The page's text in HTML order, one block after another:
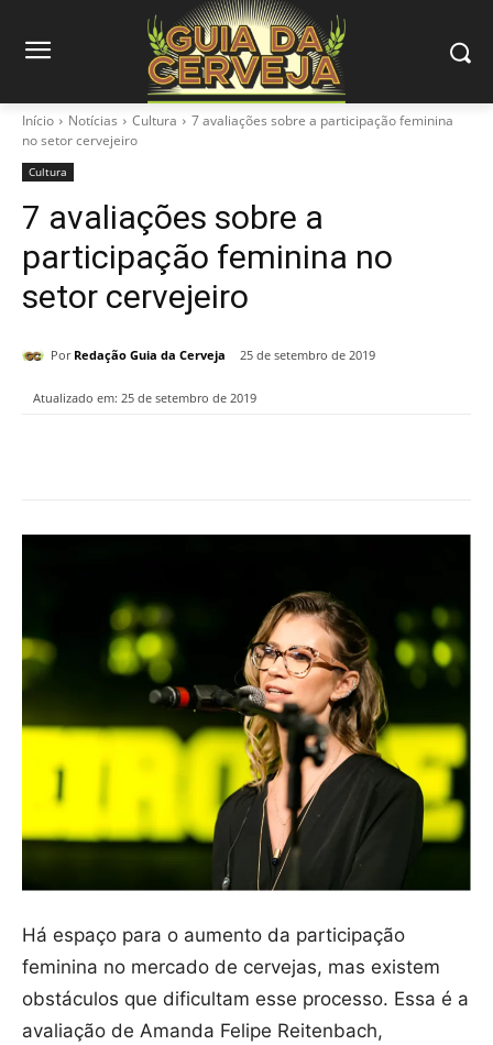
Início Notícias Cultura
7 avaliações sobre a participação feminina
no setor cervejeiro
Cultura
7 avaliações sobre a
participação feminina no
setor cervejeiro
Por Redação Guia da Cerveja 25 de setembro de 2019
Atualizado em: 25 de setembro de 2019
Há espaço para o aumento da participação
feminina no mercado de cervejas, mas existem
obstáculos que dificultam esse processo. Essa é a
avaliação de Amanda Felipe Reitenbach,